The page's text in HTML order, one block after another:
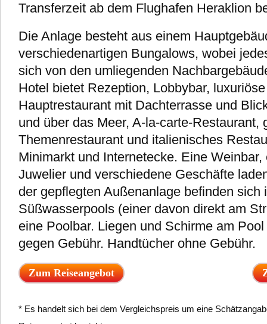
Transferzeit ab dem Flughafen Heraklion
Die Anlage besteht aus einem
verschiedenartigen Bungalows, wobei
sich von den umliegenden
Hotel bietet Rezeption, Lobbybar,
Hauptrestaurant mit Dachterrasse und
und über das Meer, A-la-carte-Restaurant,
Themenrestaurant und italienisches
Minimarkt und Internetecke. Eine
Juwelier und verschiedene Geschäfte
der gepflegten Außenanlage befinden sich
Süßwasserpools (einer davon direkt am
eine Poolbar. Liegen und Schirme am
gegen Gebühr. Handtücher ohne Gebühr.
Zum Reiseangebot
* Es handelt sich bei dem Vergleichspreis um eine